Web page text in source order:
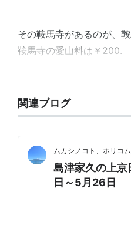
その鞍馬寺があるのが、
鞍馬寺の愛山料は￥200.
霊山として知られ、密教
鞍馬山の南中腹に毘沙門
また、牛若丸（後の源義
知られている。
古くより、春は桜、秋は
関連ブログ
ムカシノコト、ホリコ
島津家久の上
日～5月26日